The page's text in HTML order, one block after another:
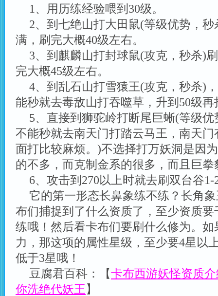
1、用历练经验喂到30级。
2、到七绝山打大田鼠(等级优势，
满，刷完大概40级左右。
3、到麒麟山打封球鼠(攻克，秒杀)
完大概45级左右。
4、到乱石山打雪猿王(攻克，秒杀)
能秒就去毒敌山打吞噬草，升到50级再
5、直接到狮驼岭打断尾巨蜥(等级
不能秒就去南天门打踏云马王，南天
面打比较麻烦。)不选择打万妖洞是因
的不多，而克制金系的很多，而且巨拳
6、攻击到270以上时就去刷双台谷
它的第一形态长鼻象练不练？长角
布们捕捉到了什么资质了，至少资质
练哦！然后看卡布们要刷什么修为。
力，那这项的属性星级，至少要4星以
低于3星哦！
豆腐君百科：【卡布西游妖怪资质
你洗绝代妖王 】